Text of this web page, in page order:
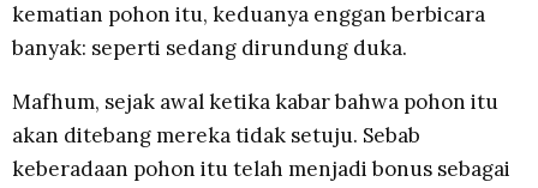
kematian pohon itu, keduanya enggan berbicara
banyak: seperti sedang dirundung duka.
Mafhum, sejak awal ketika kabar bahwa pohon itu
akan ditebang mereka tidak setuju. Sebab
keberadaan pohon itu telah menjadi bonus sebagai